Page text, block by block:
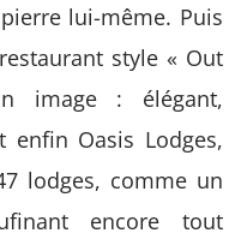
lui-même. Puis
style « Out
image : élégant,
enfin Oasis Lodges,
lodges, comme un
encore tout